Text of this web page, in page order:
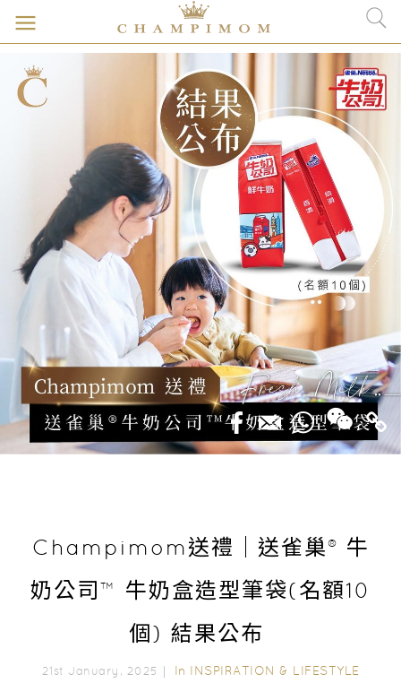
Champimom送禮｜送雀巢® 牛
奶公司™ 牛奶盒造型筆袋(名額10
個) 結果公布
21st January, 2025｜ In INSPIRATION & LIFESTYLE